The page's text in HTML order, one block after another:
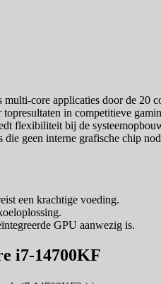
core applicaties door de 20
in competitieve
flexibiliteit bij de
geen interne grafische chip
een krachtige voeding.
GPU aanwezig is.
i7-14700KF